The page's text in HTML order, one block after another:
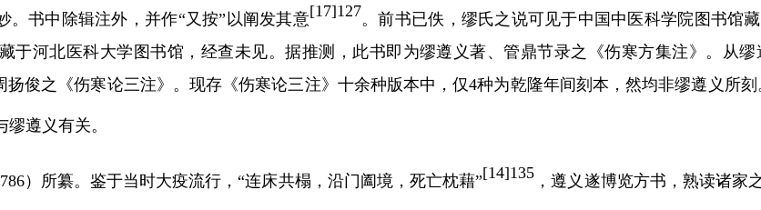
。书中除辑注外，并作“又按”以阐发其意[17]127。前书已佚，缪氏之说可见于中国中医科学院图书馆
于河北医科大学图书馆，经查未见。据推测，此书即为缪遵义著、管鼎节录之《伤寒方集注》。从
俊之《伤寒论三注》。现存《伤寒论三注》十余种版本中，仅4种为乾隆年间刻本，然均非缪遵义所
遵义有关。
）所纂。鉴于当时大疫流行，“连床共榻，沿门阖境，死亡枕藉”[14]135 ，遵义遂博览方书，熟读诸家